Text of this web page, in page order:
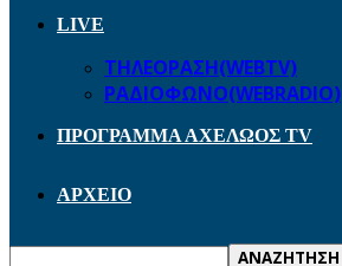
LIVE
ΤΗΛΕΟΡΑΣΗ(WEBTV)
ΡΑΔΙΟΦΩΝΟ(WEBRADIO)
ΠΡΟΓΡΑΜΜΑ ΑΧΕΛΩΟΣ TV
ΑΡΧΕΙΟ